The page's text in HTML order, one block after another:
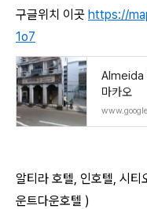
구글위치 이곳 https://
1o7
Almeida
마카오
알티라 호텔, 인호텔, 시
운트다운호텔 )